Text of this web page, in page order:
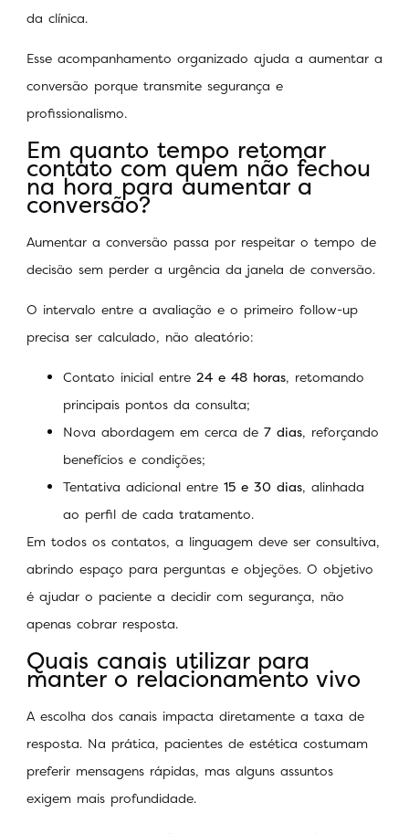
da clínica.
Esse acompanhamento organizado ajuda a aumentar a
conversão porque transmite segurança e
profissionalismo.
Em quanto tempo retomar
contato com quem não fechou
na hora para aumentar a
conversão?
Aumentar a conversão passa por respeitar o tempo de
decisão sem perder a urgência da janela de conversão.
O intervalo entre a avaliação e o primeiro follow-up
precisa ser calculado, não aleatório:
Contato inicial entre 24 e 48 horas, retomando
principais pontos da consulta;
Nova abordagem em cerca de 7 dias, reforçando
benefícios e condições;
Tentativa adicional entre 15 e 30 dias, alinhada
ao perfil de cada tratamento.
Em todos os contatos, a linguagem deve ser consultiva,
abrindo espaço para perguntas e objeções. O objetivo
é ajudar o paciente a decidir com segurança, não
apenas cobrar resposta.
Quais canais utilizar para
manter o relacionamento vivo
A escolha dos canais impacta diretamente a taxa de
resposta. Na prática, pacientes de estética costumam
preferir mensagens rápidas, mas alguns assuntos
exigem mais profundidade.